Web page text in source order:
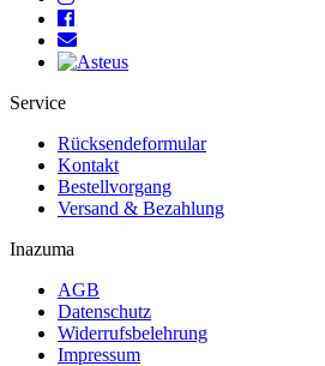
Service
Rücksendeformular
Kontakt
Bestellvorgang
Versand & Bezahlung
Inazuma
AGB
Datenschutz
Widerrufsbelehrung
Impressum